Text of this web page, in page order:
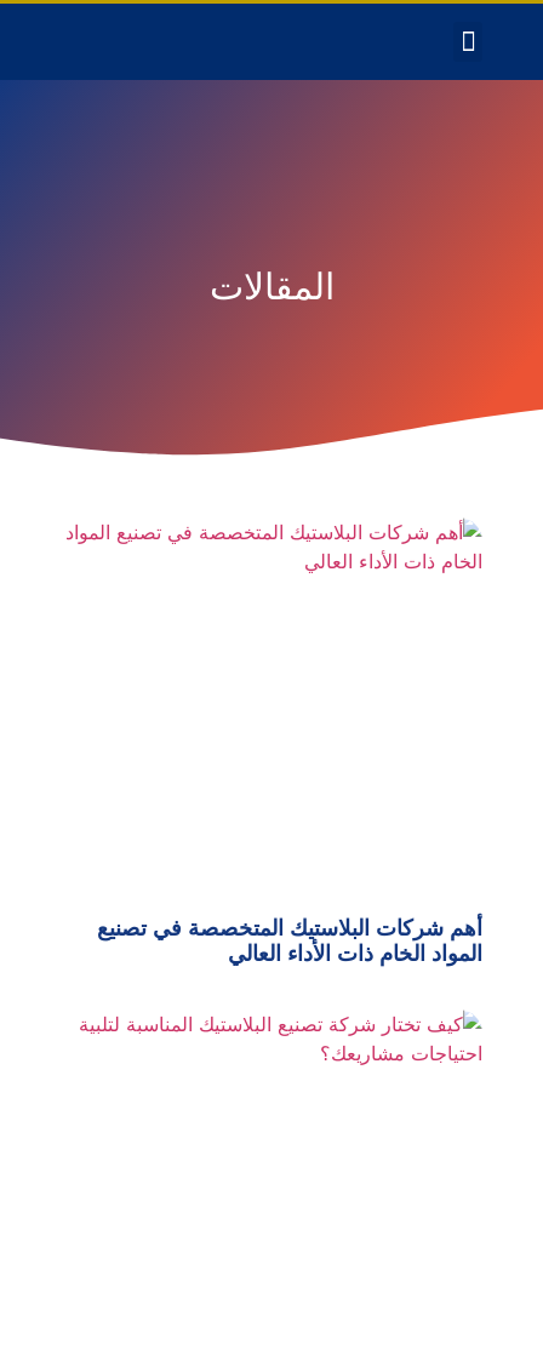
المقالات
أهم شركات البلاستيك المتخصصة في تصنيع
المواد الخام ذات الأداء العالي